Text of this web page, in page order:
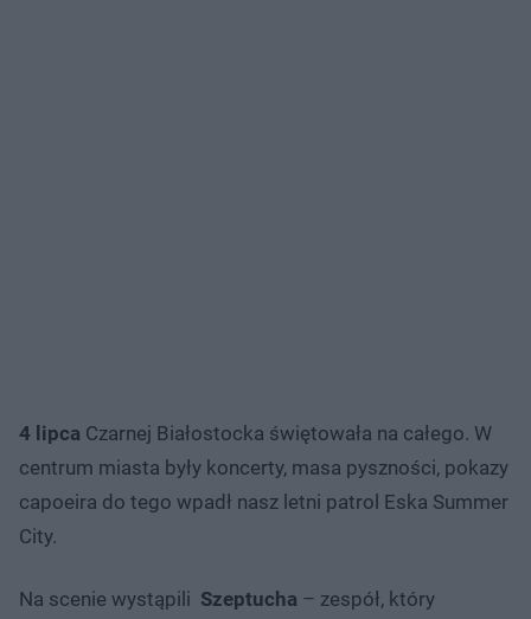
4 lipca Czarnej Białostocka świętowała na całego. W
centrum miasta były koncerty, masa pyszności, pokazy
capoeira do tego wpadł nasz letni patrol Eska Summer
City.
Na scenie wystąpili Szeptucha – zespół, który